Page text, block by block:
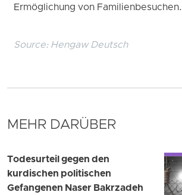
Ermöglichung von Familienbesuchen.
Source: Hengaw Deutsch
MEHR DARÜBER
Todesurteil gegen den
kurdischen politischen
Gefangenen Naser Bakrzadeh